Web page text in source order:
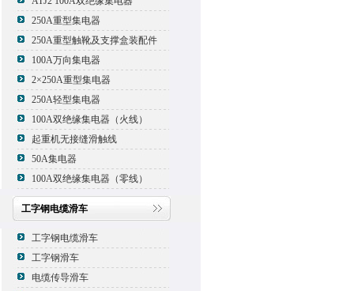
250A重型集电器
250A重型触靴及支撑盒装配件
100A万向集电器
2×250A重型集电器
250A轻型集电器
100A双绝缘集电器（火线）
起重机无接缝滑触线
50A集电器
100A双绝缘集电器（零线）
工字钢电缆滑车
工字钢电缆滑车
工字钢滑车
电缆传导滑车